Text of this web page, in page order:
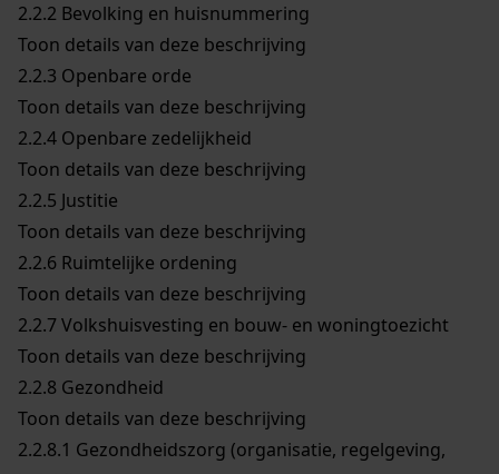
2.2.2 Bevolking en huisnummering
Toon details van deze beschrijving
2.2.3 Openbare orde
Toon details van deze beschrijving
2.2.4 Openbare zedelijkheid
Toon details van deze beschrijving
2.2.5 Justitie
Toon details van deze beschrijving
2.2.6 Ruimtelijke ordening
Toon details van deze beschrijving
2.2.7Volkshuisvesting en bouw- en woningtoezicht
Toon details van deze beschrijving
2.2.8 Gezondheid
Toon details van deze beschrijving
2.2.8.1 Gezondheidszorg (organisatie, regelgeving,